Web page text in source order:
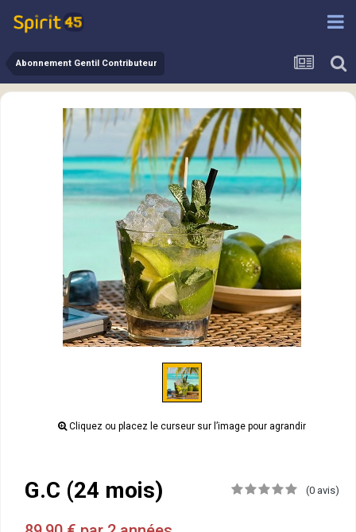
Abonnement Gentil Contributeur
Cliquez ou placez le curseur sur l’image pour agrandir
G.C (24 mois) (0 avis)